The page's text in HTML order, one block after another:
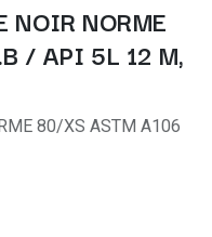
NOIR NORME
/ API 5L 12 M,
80/XS ASTM A106